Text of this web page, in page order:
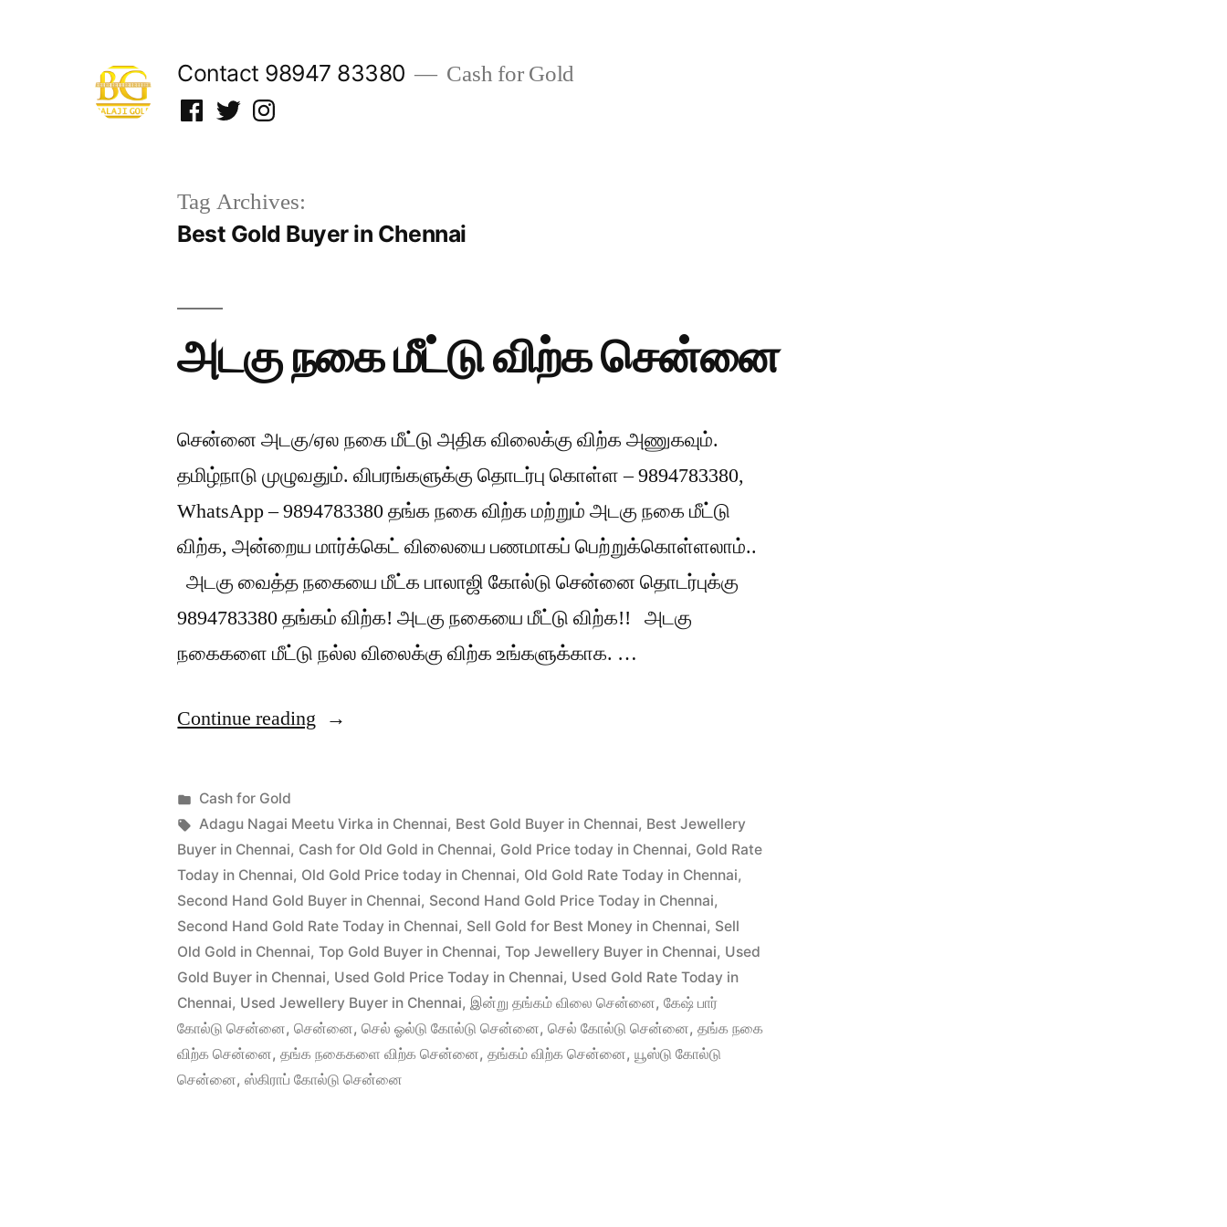
Contact 98947 83380 Cash for Gold
Facebook
TwitterInstagram
Tag Archives:
Best Gold Buyer in Chennai
அடகு நகை மீட்டு விற்க சென்னை
சென்னை அடகு/ஏல நகை மீட்டு அதிக விலைக்கு விற்க அணுகவும்.
தமிழ்நாடு முழுவதும். விபரங்களுக்கு தொடர்பு கொள்ள – 9894783380,
WhatsApp – 9894783380 தங்க நகை விற்க மற்றும் அடகு நகை மீட்டு
விற்க, அன்றைய மார்க்கெட் விலையை பணமாகப் பெற்றுக்கொள்ளலாம்..
அடகு வைத்த நகையை மீட்க பாலாஜி கோல்டு சென்னை தொடர்புக்கு
9894783380 தங்கம் விற்க! அடகு நகையை மீட்டு விற்க!! அடகு
நகைகளை மீட்டு நல்ல விலைக்கு விற்க உங்களுக்காக. …
Continue reading “அடகு
விற்க
சென்னை”
Posted
by
appleadservices
June
24,
2022
Posted
in
Cash for Gold
Tags:
Adagu Nagai Meetu Virka in Chennai, Best Gold Buyer in Chennai, Best Jewellery
Buyer in Chennai, Cash for Old Gold in Chennai, Gold Price today in Chennai, Gold Rate
Today in Chennai, Old Gold Price today in Chennai, Old Gold Rate Today in Chennai,
Second Hand Gold Buyer in Chennai, Second Hand Gold Price Today in Chennai,
Second Hand Gold Rate Today in Chennai, Sell Gold for Best Money in Chennai, Sell
Old Gold in Chennai,Top Gold Buyer in Chennai,Top Jewellery Buyer in Chennai, Used
Gold Buyer in Chennai, Used Gold Price Today in Chennai, Used Gold Rate Today in
Chennai, Used Jewellery Buyer in Chennai,இன்று தங்கம் விலை சென்னை,கேஷ் பார்
கோல்டு சென்னை,சென்னை,செல் ஓல்டு கோல்டு சென்னை,செல் கோல்டு சென்னை,தங்க நகை
விற்க சென்னை,தங்க நகைகளை விற்க சென்னை,தங்கம் விற்க சென்னை,யூஸ்டு கோல்டு
சென்னை,ஸ்கிராப் கோல்டு சென்னை